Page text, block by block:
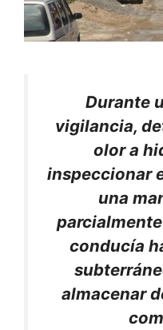
Durante
vigilancia,
olor a
inspeccionar
una
conducía
almacenar